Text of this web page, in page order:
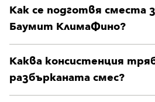
Как се подготвя сместа
Баумит КлимаФино?
Каква консистенция
разбърканата смес?